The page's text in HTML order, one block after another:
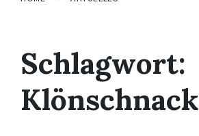
Schlagwort:
Klönschnack